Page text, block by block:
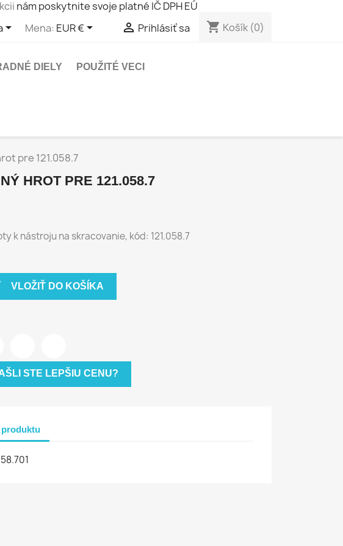
nám poskytnite svoje platné IČ DPH EÚ
 Mena: EUR €  Prihlásiť sa shopping_cart Košík (0)
DIELY POUŽITÉ VECI
pre 121.058.7
HROT PRE 121.058.7
k nástroju na skracovanie, kód: 121.058.7
VLOŽIŤ DO KOŠÍKA
STE LEPŠIU CENU?
produktu